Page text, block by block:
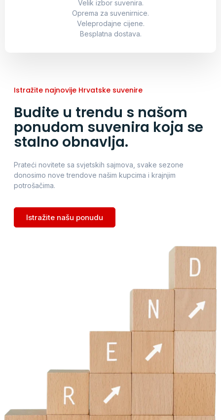
Velik izbor suvenira.
Oprema za suvenirnice.
Veleprodajne cijene.
Besplatna dostava.
Istražite najnovije Hrvatske suvenire
Budite u trendu s našom
ponudom suvenira koja se
stalno obnavlja.
Prateći novitete sa svjetskih sajmova, svake sezone
donosimo nove trendove našim kupcima i krajnjim
potrošačima.
Istražite našu ponudu